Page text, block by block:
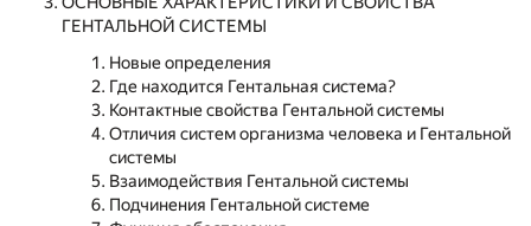
ГЕНТАЛЬНОЙ СИСТЕМЫ
Новые определения
Где находится Гентальная система?
Контактные свойства Гентальной системы
Отличия систем организма человека и Гентальной
системы
Взаимодействия Гентальной системы
Подчинения Гентальной системе